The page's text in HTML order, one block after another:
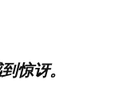
惊讶。